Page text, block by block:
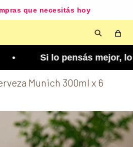
que necesitás hoy
lo pensás mejor, lo
Munich 300ml x 6